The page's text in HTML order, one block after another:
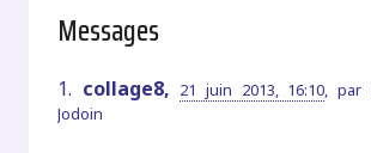
Messages
1. collage8, 21 juin 2013, 16:10 par
Jodoin